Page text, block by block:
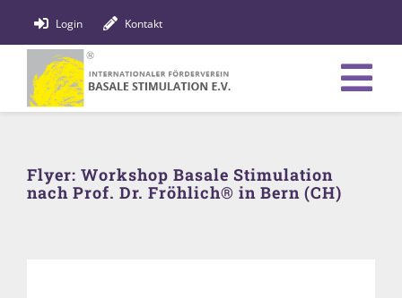
Inhalt
springen
Login Kontakt
Bildung
Flyer: Workshop Basale Stimulation
nach Prof. Dr. Fröhlich® in Bern (CH)